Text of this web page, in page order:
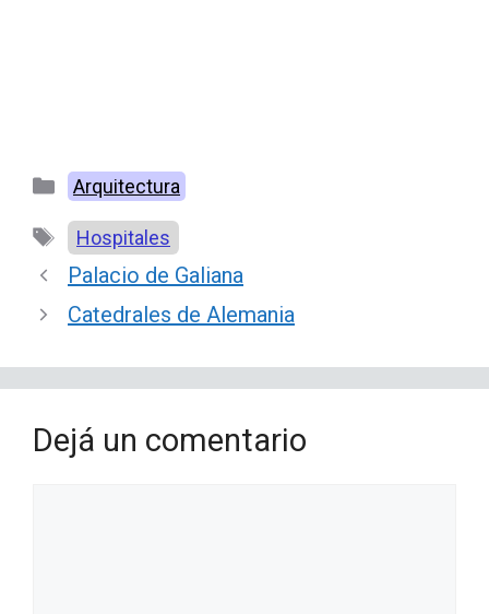
Categorías
Arquitectura
Etiquetas
Hospitales
Palacio de Galiana
Catedrales de Alemania
Dejá un comentario